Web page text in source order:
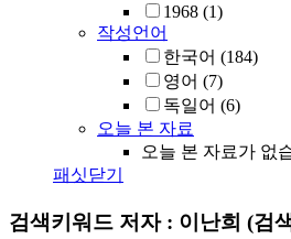
1968 (1)
작성언어
한국어 (184)
영어 (7)
독일어 (6)
오늘 본 자료
오늘 본 자료가 없
패싯닫기
검색키워드 저자 : 이난희 (검